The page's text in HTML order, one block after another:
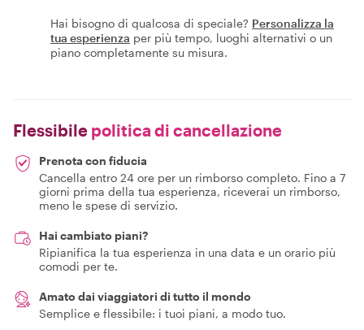
Hai bisogno di qualcosa di speciale? Personalizza la
tua esperienza per più tempo, luoghi alternativi o un
piano completamente su misura.
Flessibile politica di cancellazione
Prenota con fiducia
Cancella entro 24 ore per un rimborso completo. Fino a 7
giorni prima della tua esperienza, riceverai un rimborso,
meno le spese di servizio.
Hai cambiato piani?
Ripianifica la tua esperienza in una data e un orario più
comodi per te.
Amato dai viaggiatori di tutto il mondo
Semplice e flessibile: i tuoi piani, a modo tuo.